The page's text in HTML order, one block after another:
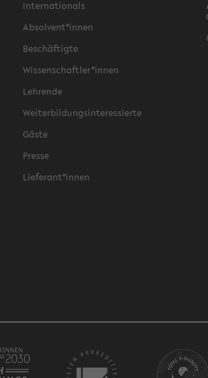
Internationals
Absolvent*innen
Beschäftigte
Wissenschaftler*innen
Lehrende
Weiterbildungsinteressierte
Gäste
Presse
Lieferant*innen